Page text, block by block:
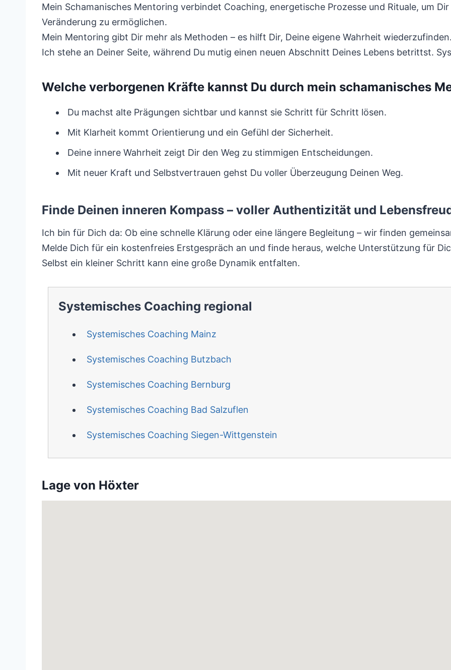
Mein Schamanisches Mentoring verbindet Coaching, energetische Prozesse und Rituale, um
Veränderung zu ermöglichen.
Mein Mentoring gibt Dir mehr als Methoden – es hilft Dir, Deine eigene Wahrheit wiederzufinden.
Ich stehe an Deiner Seite, während Du mutig einen neuen Abschnitt Deines Lebens betrittst.
Welche verborgenen Kräfte kannst Du durch mein schamanisches
Du machst alte Prägungen sichtbar und kannst sie Schritt für Schritt lösen.
Mit Klarheit kommt Orientierung und ein Gefühl der Sicherheit.
Deine innere Wahrheit zeigt Dir den Weg zu stimmigen Entscheidungen.
Mit neuer Kraft und Selbstvertrauen gehst Du voller Überzeugung Deinen Weg.
Finde Deinen inneren Kompass – voller Authentizität und
Ich bin für Dich da: Ob eine schnelle Klärung oder eine längere Begleitung – wir finden
Melde Dich für ein kostenfreies Erstgespräch an und finde heraus, welche Unterstützung für
Selbst ein kleiner Schritt kann eine große Dynamik entfalten.
Systemisches Coaching regional
Systemisches Coaching Mainz
Systemisches Coaching Butzbach
Systemisches Coaching Bernburg
Systemisches Coaching Bad Salzuflen
Systemisches Coaching Siegen-Wittgenstein
Lage von Höxter